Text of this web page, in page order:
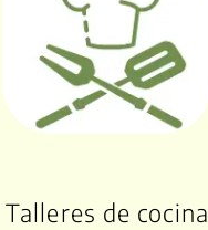
Talleres de cocina